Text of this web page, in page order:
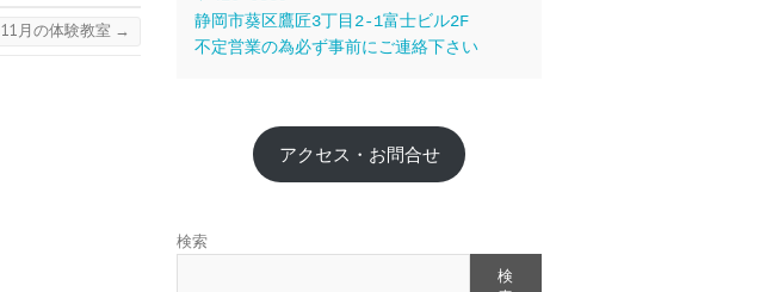
11月の体験教室 →
静岡市葵区鷹匠3丁目2-1富士ビル2F
不定営業の為必ず事前にご連絡下さい
アクセス・お問合せ
検索
検